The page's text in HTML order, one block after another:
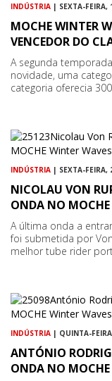
INDÚSTRIA | SEXTA-FEIRA,
MOCHE WINTER
VENCEDOR DO
A segunda
novidade, uma
categoria oferecia
INDÚSTRIA | SEXTA-FEIRA,
NICOLAU VON
ONDA NO
A última onda a
foi submetida por
melhor tube rider
INDÚSTRIA | QUINTA-
ANTÓNIO
ONDA NO